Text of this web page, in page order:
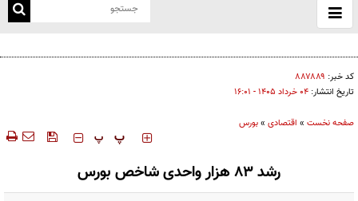
باز
و
کد خبر: ۸۸۷۸۸۹
تاریخ انتشار: ۰۴ خرداد ۱۴۰۵ - ۱۶:۰۱
صفحه نخست » اقتصادی »بورس
‍‍‍ پ پ
رشد ۸۳ هزار واحدی شاخص بورس